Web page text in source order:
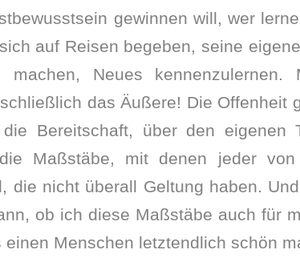
gewinnen will, wer
auf Reisen begeben, seine
Neues kennenzulernen.
das Äußere! Die Offenheit
Bereitschaft, über den eigenen
Maßstäbe, mit denen jeder
die nicht überall Geltung haben.
ob ich diese Maßstäbe auch für
einen Menschen letztendlich schön